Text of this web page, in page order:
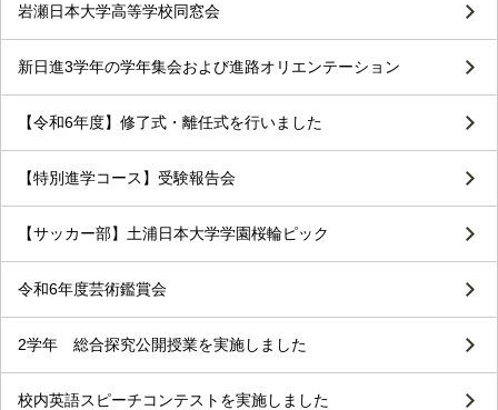
岩瀬日本大学高等学校同窓会
新日進3学年の学年集会および進路オリエンテーション
【令和6年度】修了式・離任式を行いました
【特別進学コース】受験報告会
【サッカー部】土浦日本大学学園桜輪ピック
令和6年度芸術鑑賞会
2学年 総合探究公開授業を実施しました
校内英語スピーチコンテストを実施しました